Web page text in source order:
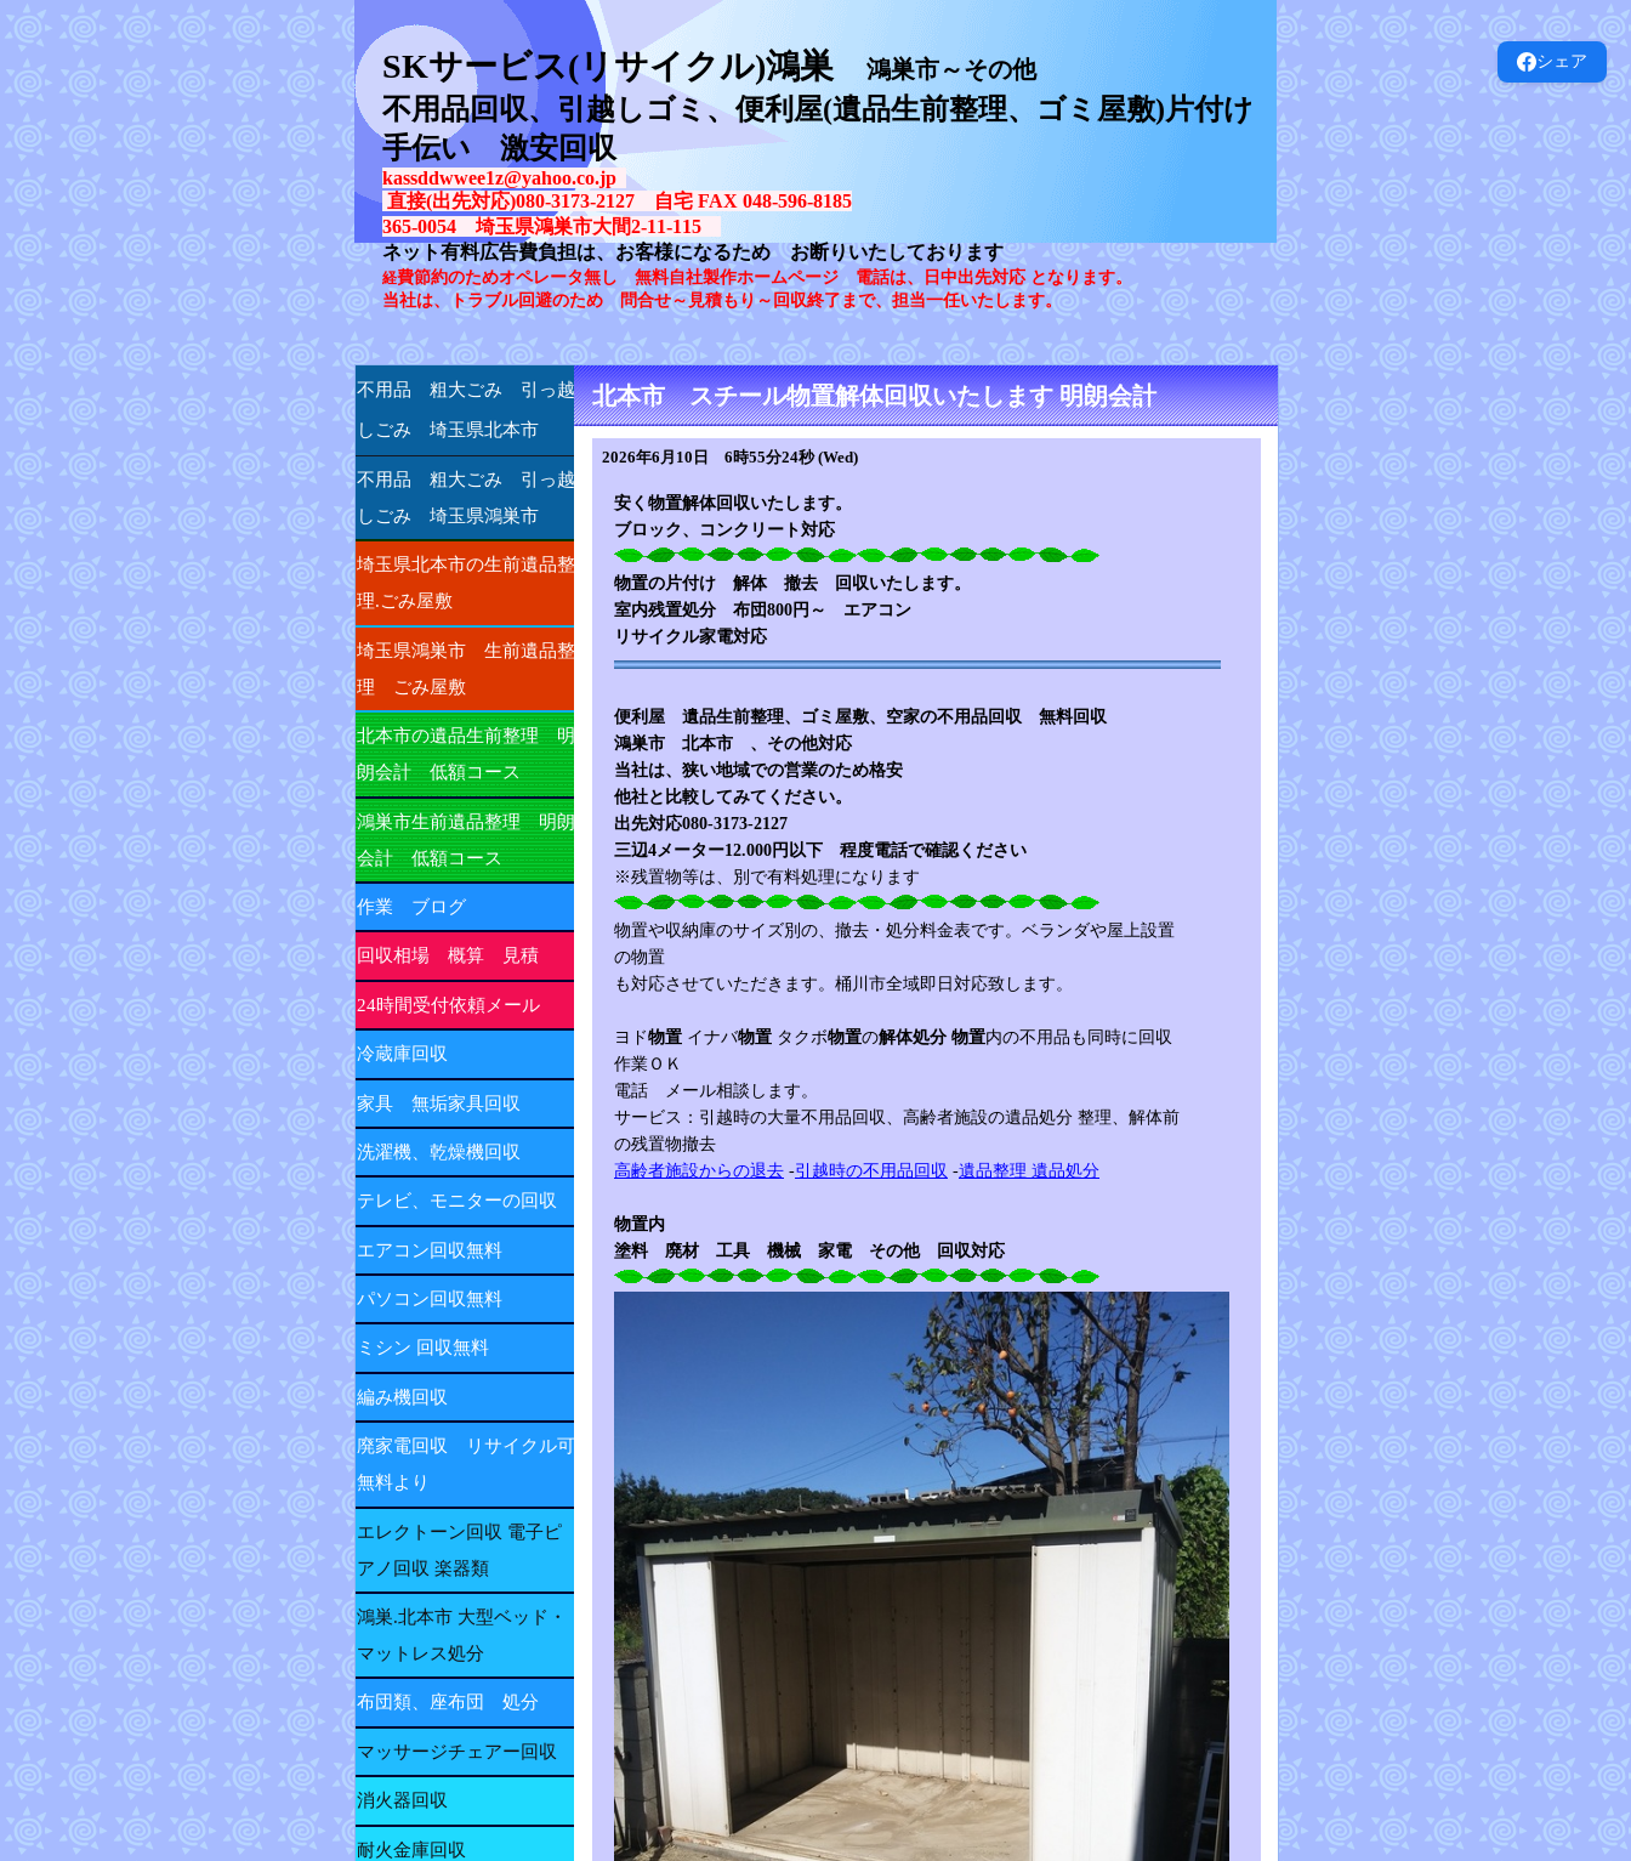
シェア
SKサービス(リサイクル)鴻巣 鴻巣市～その他
不用品回収、引越しゴミ、便利屋(遺品生前整理、ゴミ屋敷)片付け
手伝い 激安回収
kassddwwee1z@yahoo.co.jp
直接(出先対応)080-3173-2127 自宅 FAX 048-596-8185
365-0054 埼玉県鴻巣市大間2-11-115
ネット有料広告費負担は、お客様になるため お断りいたしております
経費節約のためオペレータ無し 無料自社製作ホームページ 電話は、日中出先対応 となります。
当社は、トラブル回避のため 問合せ～見積もり～回収終了まで、担当一任いたします。
北本市 スチール物置解体回収いたします 明朗会計
2026年6月10日 6時55分24秒 (Wed)
安く物置解体回収いたします。
ブロック、コンクリート対応
物置の片付け 解体 撤去 回収いたします。
室内残置処分 布団800円～ エアコン
リサイクル家電対応
便利屋 遺品生前整理、ゴミ屋敷、空家の不用品回収 無料回収
鴻巣市 北本市 、その他対応
当社は、狭い地域での営業のため格安
他社と比較してみてください。
出先対応080-3173-2127
三辺4メーター12.000円以下 程度電話で確認ください
※残置物等は、別で有料処理になります
物置や収納庫のサイズ別の、撤去・処分料金表です。ベランダや屋上設置
の物置
も対応させていただきます。桶川市全域即日対応致します。
ヨド物置 イナバ物置 タクボ物置の解体処分 物置内の不用品も同時に回収
作業ＯＫ
電話 メール相談します。
サービス：引越時の大量不用品回収、高齢者施設の遺品処分 整理、解体前
の残置物撤去
高齢者施設からの退去 -引越時の不用品回収 -遺品整理 遺品処分
物置内
塗料 廃材 工具 機械 家電 その他 回収対応
不用品 粗大ごみ 引っ越
しごみ 埼玉県北本市
不用品 粗大ごみ 引っ越
しごみ 埼玉県鴻巣市
埼玉県北本市の生前遺品整
理.ごみ屋敷
埼玉県鴻巣市 生前遺品整
理 ごみ屋敷
北本市の遺品生前整理 明
朗会計 低額コース
鴻巣市生前遺品整理 明朗
会計 低額コース
作業 ブログ
回収相場 概算 見積
24時間受付依頼メール
冷蔵庫回収
家具 無垢家具回収
洗濯機、乾燥機回収
テレビ、モニターの回収
エアコン回収無料
パソコン回収無料
ミシン 回収無料
編み機回収
廃家電回収 リサイクル可
無料より
エレクトーン回収 電子ピ
アノ回収 楽器類
鴻巣.北本市 大型ベッド・
マットレス処分
布団類、座布団 処分
マッサージチェアー回収
消火器回収
耐火金庫回収